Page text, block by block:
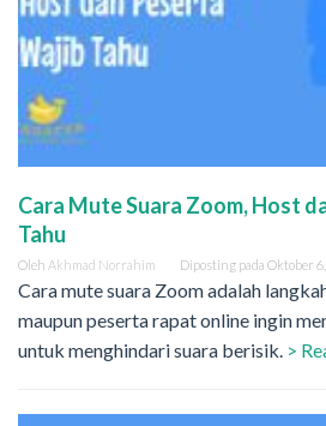
Cara Mute Suara Zoom, Host
Tahu
Oleh Akhmad Norrahim Diposting pada Oktober
Cara mute suara Zoom adalah
maupun peserta rapat online ingin
untuk menghindari suara berisik. >